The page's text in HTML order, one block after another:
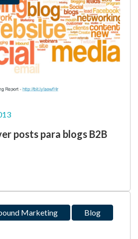
posts para blogs B2B
Marketing Blog